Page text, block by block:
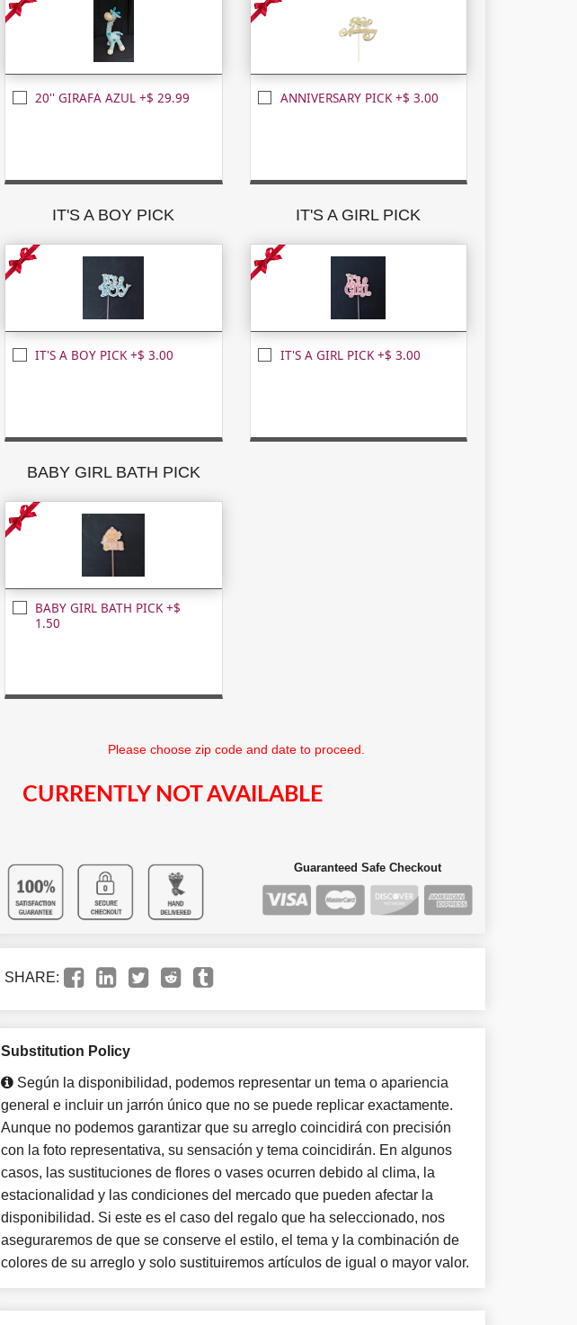
20'' GIRAFA AZUL +$ 29.99 ANNIVERSARY PICK +$ 3.00
IT'S A BOY PICK
IT'S A BOY PICK +$ 3.00
IT'S A GIRL PICK
IT'S A GIRL PICK +$ 3.00
BABY GIRL BATH PICK
BABY GIRL BATH PICK +$
1.50
Please choose zip code and date to proceed.
CURRENTLY NOT AVAILABLE
Guaranteed Safe Checkout
SHARE:
Substitution Policy
Según la disponibilidad, podemos representar un tema o apariencia
general e incluir un jarrón único que no se puede replicar exactamente.
Aunque no podemos garantizar que su arreglo coincidirá con precisión
con la foto representativa, su sensación y tema coincidirán. En algunos
casos, las sustituciones de flores o vases ocurren debido al clima, la
estacionalidad y las condiciones del mercado que pueden afectar la
disponibilidad. Si este es el caso del regalo que ha seleccionado, nos
aseguraremos de que se conserve el estilo, el tema y la combinación de
colores de su arreglo y solo sustituiremos artículos de igual o mayor valor.